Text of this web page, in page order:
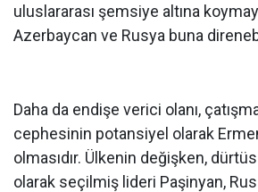
uluslararası şemsiye altına
Azerbaycan ve Rusya buna
Daha da endişe verici olanı,
cephesinin potansiyel olarak
olmasıdır. Ülkenin değişken,
olarak seçilmiş lideri Paşinyan,